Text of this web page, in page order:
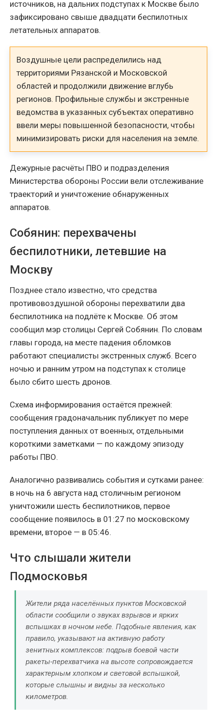
источников, на дальних подступах к Москве было
зафиксировано свыше двадцати беспилотных
летательных аппаратов.
Воздушные цели распределились над
территориями Рязанской и Московской
областей и продолжили движение вглубь
регионов. Профильные службы и экстренные
ведомства в указанных субъектах оперативно
ввели меры повышенной безопасности, чтобы
минимизировать риски для населения на земле.
Дежурные расчёты ПВО и подразделения
Министерства обороны России вели отслеживание
траекторий и уничтожение обнаруженных
аппаратов.
Собянин: перехвачены
беспилотники, летевшие на
Москву
Позднее стало известно, что средства
противовоздушной обороны перехватили два
беспилотника на подлёте к Москве. Об этом
сообщил мэр столицы Сергей Собянин. По словам
главы города, на месте падения обломков
работают специалисты экстренных служб. Всего
ночью и ранним утром на подступах к столице
было сбито шесть дронов.
Схема информирования остаётся прежней:
сообщения градоначальник публикует по мере
поступления данных от военных, отдельными
короткими заметками — по каждому эпизоду
работы ПВО.
Аналогично развивались события и сутками ранее:
в ночь на 6 августа над столичным регионом
уничтожили шесть беспилотников, первое
сообщение появилось в 01:27 по московскому
времени, второе — в 05:46.
Что слышали жители
Подмосковья
Жители ряда населённых пунктов Московской
области сообщили о звуках взрывов и ярких
вспышках в ночном небе. Подобные явления, как
правило, указывают на активную работу
зенитных комплексов: подрыв боевой части
ракеты-перехватчика на высоте сопровождается
характерным хлопком и световой вспышкой,
которые слышны и видны за несколько
километров.